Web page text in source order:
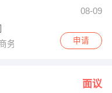
技术员/工程师
08-09
务大楼23楼2311室申请
面议